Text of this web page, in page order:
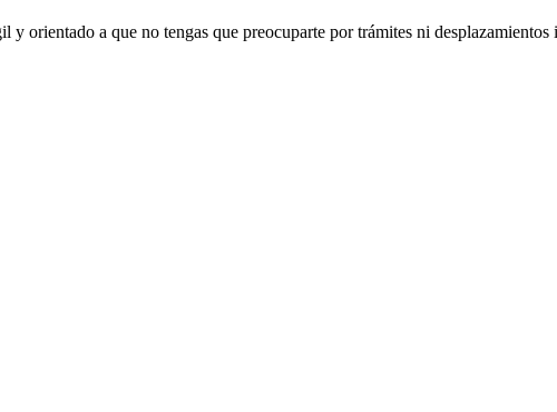
orientado a que no tengas que preocuparte por trámites ni desplazamientos